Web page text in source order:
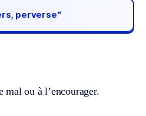
perverse“
mal ou à l’encourager.